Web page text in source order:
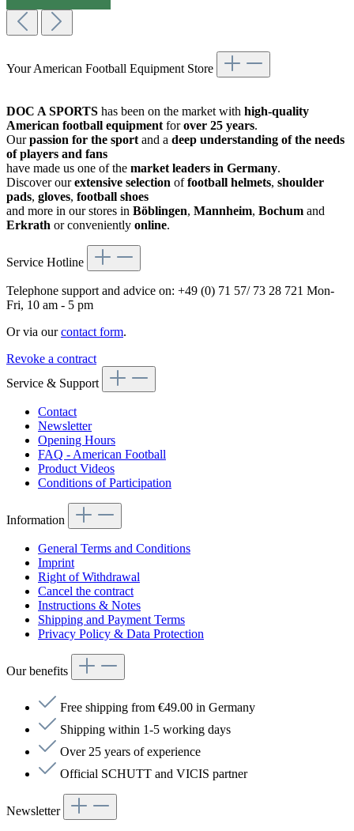
Your American Football Equipment Store
DOC A SPORTS has been on the market with high-quality
American football equipment forover 25 years.
Ourpassion for the sport and a deep understanding of the needs
of players and fans
have made us one of the market leaders in Germany.
Discover ourextensive selection offootball helmets, shoulder
pads, gloves, football shoes
and more in our stores in Böblingen, Mannheim, Bochum and
Erkrath or conveniently online.
Service Hotline
Telephone support and advice on: +49 (0) 71 57/ 73 28 721 Mon-
Fri, 10 am - 5 pm
Or via ourcontact form.
Revoke a contract
Service & Support
Contact
Newsletter
Opening Hours
FAQ - American Football
Product Videos
Conditions of Participation
Information
General Terms and Conditions
Imprint
Right of Withdrawal
Cancel the contract
Instructions & Notes
Shipping and Payment Terms
Privacy Policy & Data Protection
Our benefits
Free shipping from €49.00 in Germany
Shipping within 1-5 working days
Over 25 years of experience
Official SCHUTT and VICIS partner
Newsletter